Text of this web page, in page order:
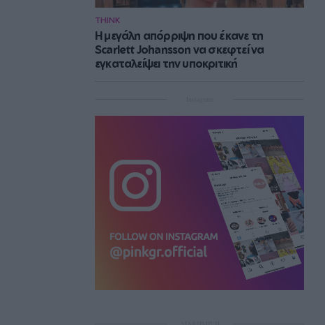
THINK
Η μεγάλη απόρριψη που έκανε τη
Scarlett Johansson να σκεφτεί να
εγκαταλείψει την υποκριτική